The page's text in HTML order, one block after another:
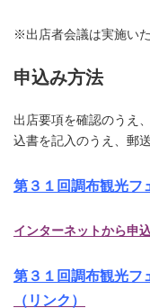
※出店者会議は実施いた
申込み方法
出店要項を確認のうえ
込書を記入のうえ、郵
第３１回調布観光
インターネットから申
第３１回調布観光フ
（リンク）